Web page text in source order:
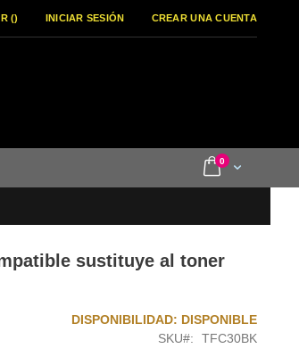
() INICIAR SESIÓN CREAR UNA CUENTA
Cart
0items
sustituye al toner
DISPONIBILIDAD: DISPONIBLE
SKU
TFC30BK